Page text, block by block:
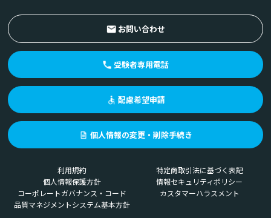
お問い合わせ
受験者専用電話
配慮希望申請
個人情報の変更・削除手続き
利用規約
特定商取引法に基づく表記
個人情報保護方針
情報セキュリティポリシー
コーポレートガバナンス・コード
カスタマーハラスメント
品質マネジメントシステム基本方針